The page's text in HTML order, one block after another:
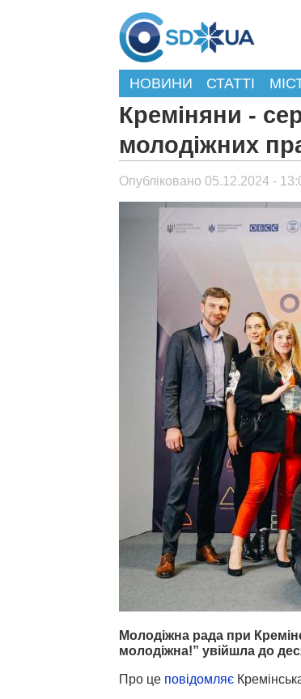
НОВИНИ СТАТТІ
Креміняни -
молодіжних
Опубліковано 05.12.2024 -
Молодіжна рада при
молодіжна!” увійшла до
Про це повідомляє